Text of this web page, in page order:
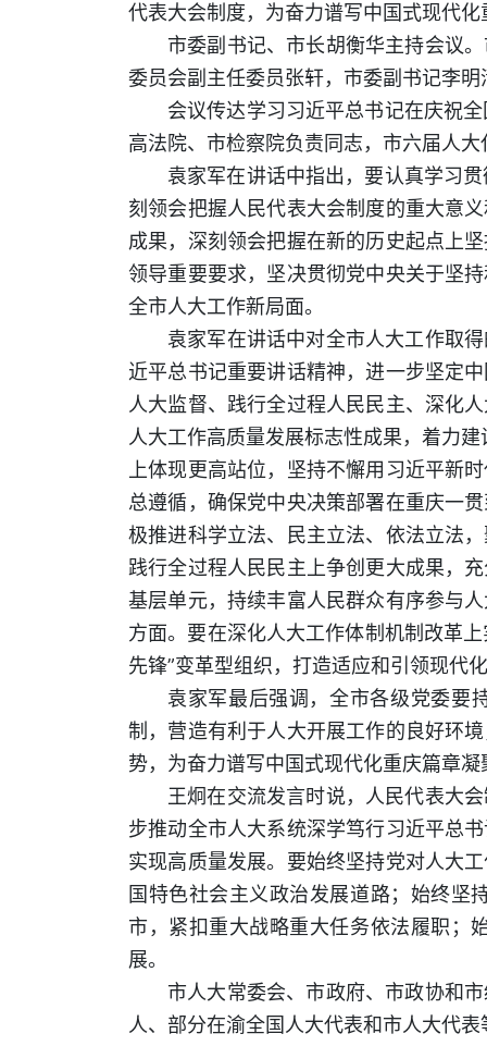
代表大会制度，为奋力谱写中国式现代
市委副书记、市长胡衡华主持会议
委员会副主任委员张轩，市委副书记李
会议传达学习习近平总书记在庆祝
高法院、市检察院负责同志，市六届人
袁家军在讲话中指出，要认真学习
刻领会把握人民代表大会制度的重大意
成果，深刻领会把握在新的历史起点上
领导重要要求，坚决贯彻党中央关于坚
全市人大工作新局面。
袁家军在讲话中对全市人大工作取
近平总书记重要讲话精神，进一步坚定
人大监督、践行全过程人民民主、深化
人大工作高质量发展标志性成果，着力
上体现更高站位，坚持不懈用习近平新
总遵循，确保党中央决策部署在重庆一
极推进科学立法、民主立法、依法立法
践行全过程人民民主上争创更大成果，
基层单元，持续丰富人民群众有序参与
方面。要在深化人大工作体制机制改革
先锋”变革型组织，打造适应和引领现代
袁家军最后强调，全市各级党委要
制，营造有利于人大开展工作的良好环
势，为奋力谱写中国式现代化重庆篇章
王炯在交流发言时说，人民代表大
步推动全市人大系统深学笃行习近平总
实现高质量发展。要始终坚持党对人大
国特色社会主义政治发展道路；始终坚
市，紧扣重大战略重大任务依法履职；
展。
市人大常委会、市政府、市政协和
人、部分在渝全国人大代表和市人大代表